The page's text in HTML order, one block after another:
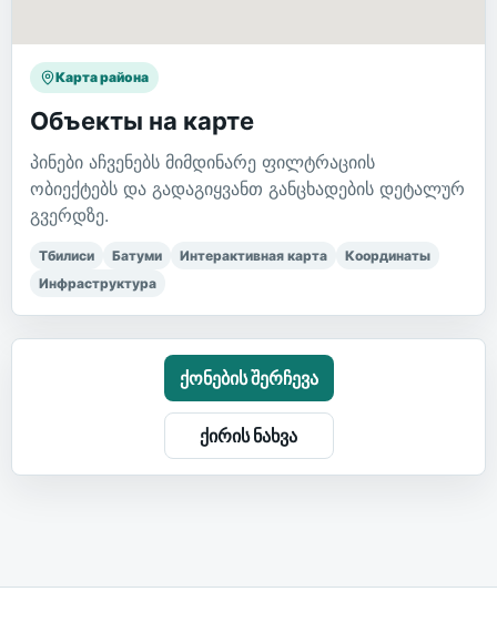
Карта района
Объекты на карте
პინები აჩვენებს მიმდინარე ფილტრაციის
ობიექტებს და გადაგიყვანთ განცხადების დეტალურ
გვერდზე.
Тбилиси Батуми Интерактивная карта
Координаты
Инфраструктура
ქონების შერჩევა
ქირის ნახვა